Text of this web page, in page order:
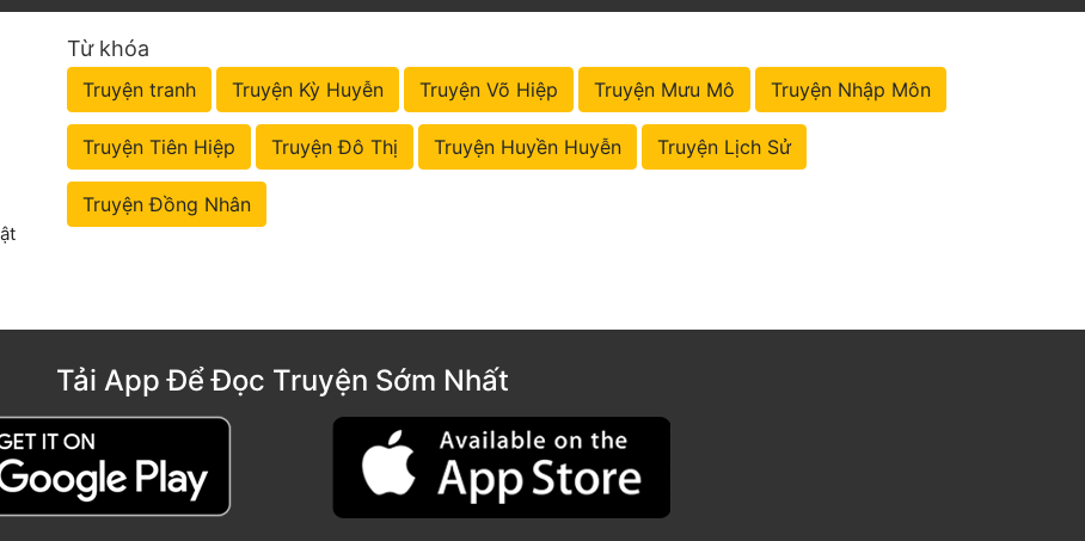
Từ khóa
Truyện tranh Truyện Kỳ Huyễn Truyện Võ Hiệp Truyện Mưu Mô Truyện Nhập Môn
Truyện Tiên Hiệp Truyện Đô Thị Truyện Huyền Huyễn Truyện Lịch Sử
Truyện Đồng Nhân
Tải App Để Đọc Truyện Sớm Nhất